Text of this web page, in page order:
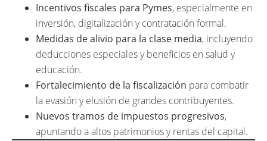
Incentivos fiscales para Pymes, especialmente en
inversión, digitalización y contratación formal.
Medidas de alivio para la clase media, incluyendo
deducciones especiales y beneficios en salud y
educación.
Fortalecimiento de la fiscalización para combatir
la evasión y elusión de grandes contribuyentes.
Nuevos tramos de impuestos progresivos,
apuntando a altos patrimonios y rentas del capital.